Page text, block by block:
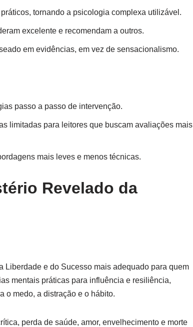
tornando a psicologia complexa utilizável.
excelente e recomendam a outros.
em evidências, em vez de sensacionalismo.
passo a passo de intervenção.
limitadas para leitores que buscam avaliações mais
mais leves e menos técnicas.
Revelado da
Liberdade e do Sucesso mais adequado para quem
mentais práticas para influência e resiliência,
o medo, a distração e o hábito.
perda de saúde, amor, envelhecimento e morte